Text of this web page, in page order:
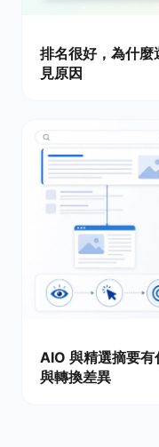
排名很好，為什
見原因
AIO 與精選摘要
與轉換差異